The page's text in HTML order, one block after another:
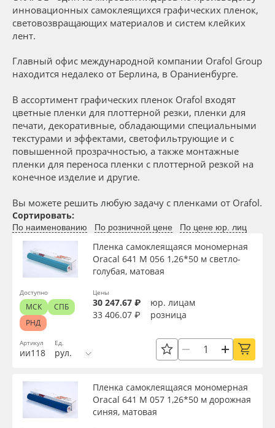
Сервис
Инструкции
Компания
Контакты
Блог
Поставщикам
8 800 550 7888
Москва
Клей, скотчи и крепёж
Мобильные конструкции и POS-материалы
Профильные системы
Сублимация и термотрансфер
Светотехника
Инженерные пластики
Упаковочные материалы
Оборудование и инструмент
Новинки ассортимента
Oracal 641
Orajet 3640
Плёнка монтажная Oratape
ПЭТ листовой
ПЭТ бэклит
Ширина, м
Длина рулона, м
Толщина, мкм
Клей
Текстура
инновационных самоклеящихся графических пленок,
световозвращающих материалов и систем клейких
лент.
Главный офис международной компании Orafol Group
находится недалеко от Берлина, в Ораниенбурге.
В ассортимент графических пленок Orafol входят
цветные пленки для плоттерной резки, пленки для
печати, декоративные, обладающими специальными
текстурами и эффектами, светофильтрующие и с
повышенной прозрачностью, а также монтажные
пленки для переноса пленки с плоттерной резкой на
конечное изделие и другие.
Вы можете решить любую задачу с пленками от Orafol.
Сортировать:
По наименованию По розничной цене По цене юр. лиц
Артикул
ии118
Пленка самоклеящаяся мономерная
Oracal 641 M 056 1,26*50 м светло-
голубая, матовая
Ед.
рул.
Цены
30 247.67 ₽
юр. лицам
33 406.07 ₽
розница
Доступно
МСК
СПБ
РНД
Пленка самоклеящаяся мономерная
Oracal 641 M 057 1,26*50 м дорожная
синяя, матовая